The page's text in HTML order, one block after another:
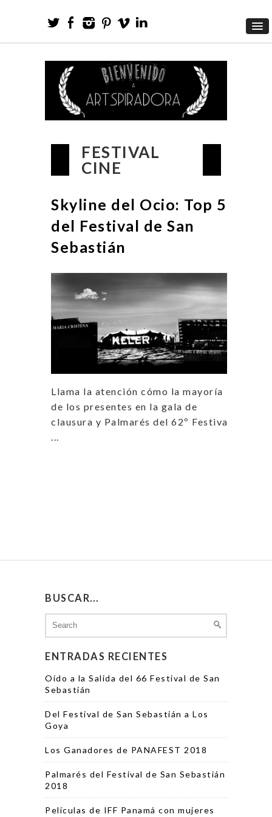
FESTIVAL
CINE
Skyline del Ocio: Top 5
del Festival de San
Sebastián
Llama la atención cómo la mayoría
de los presentes en la gala de
clausura y Palmarés del 62º Festival
...
BUSCAR…
for:
ENTRADAS RECIENTES
Oído a la Salida del 66 Festival de San
Sebastián
Del Festival de San Sebastián a Los
Goya
Los Ganadores de PANAFEST 2018
Palmarés del Festival de San Sebastián
2018
Películas de IFF Panamá con mujeres